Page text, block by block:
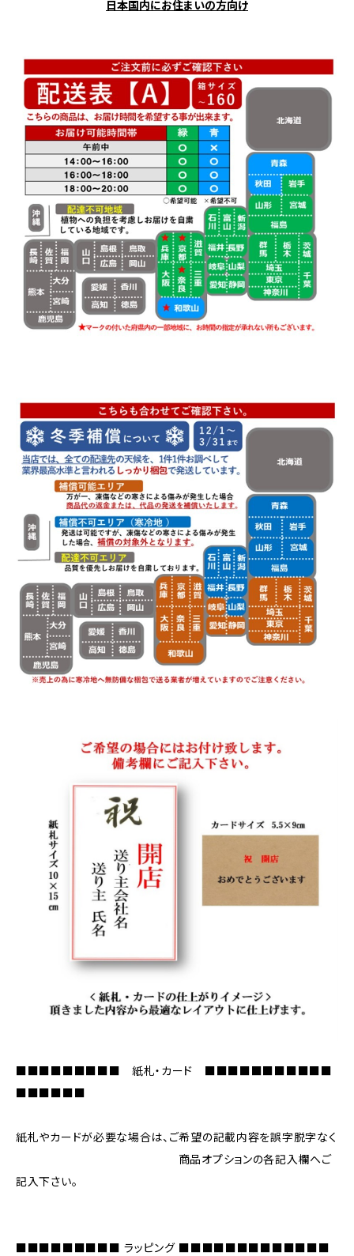
日本国内にお住まいの方向け
■■■■■■■■■ 紙札・カード ■■■■■■■■■■■
■■■■■■
紙札やカードが必要な場合は、ご希望の記載内容を誤字脱字なく
商品オプションの各記入欄へご
記入下さい。
■■■■■■■■■ ラッピング ■■■■■■■■■■■■■